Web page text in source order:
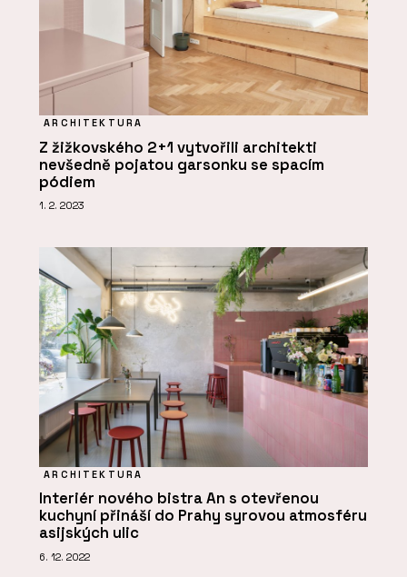
ARCHITEKTURA
Z žižkovského 2+1 vytvořili architekti
nevšedně pojatou garsonku se spacím
pódiem
1. 2. 2023
ARCHITEKTURA
Interiér nového bistra An s otevřenou
kuchyní přináší do Prahy syrovou atmosféru
asijských ulic
6. 12. 2022